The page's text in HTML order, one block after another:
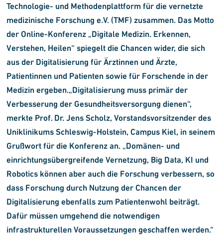
Technologie- und Methodenplattform für die vernetzte
medizinische Forschung e.V. (TMF) zusammen. Das Motto
der Online-Konferenz „Digitale Medizin. Erkennen,
Verstehen, Heilen“ spiegelt die Chancen wider, die sich
aus der Digitalisierung für Ärztinnen und Ärzte,
Patientinnen und Patienten sowie für Forschende in der
Medizin ergeben.„Digitalisierung muss primär der
Verbesserung der Gesundheitsversorgung dienen“,
merkte Prof. Dr. Jens Scholz, Vorstandsvorsitzender des
Uniklinikums Schleswig-Holstein, Campus Kiel, in seinem
Grußwort für die Konferenz an. „Domänen- und
einrichtungsübergreifende Vernetzung, Big Data, KI und
Robotics können aber auch die Forschung verbessern, so
dass Forschung durch Nutzung der Chancen der
Digitalisierung ebenfalls zum Patientenwohl beiträgt.
Dafür müssen umgehend die notwendigen
infrastrukturellen Voraussetzungen geschaffen werden.“